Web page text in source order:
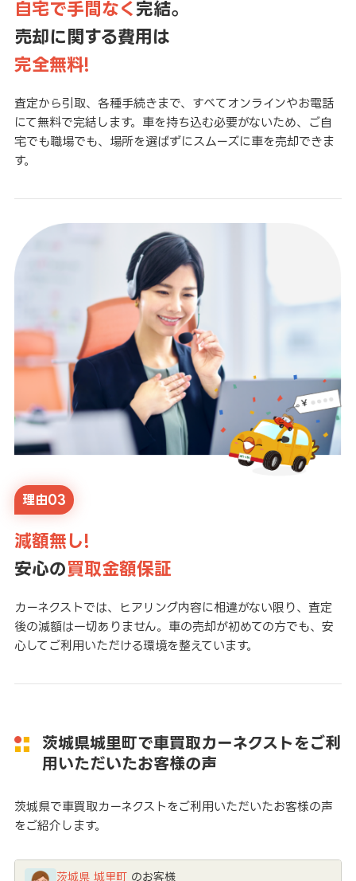
自宅で手間なく 完結。
売却に関する費用は
完全無料!
査定から引取、各種手続きまで、すべてオンラインやお電話
にて無料で完結します。車を持ち込む必要がないため、ご自
宅でも職場でも、場所を選ばずにスムーズに車を売却できま
す。
理由03
減額無し!
安心の買取金額保証
カーネクストでは、ヒアリング内容に相違がない限り、査定
後の減額は一切ありません。車の売却が初めての方でも、安
心してご利用いただける環境を整えています。
茨城県城里町で車買取カーネクストをご利
用いただいたお客様の声
茨城県で車買取カーネクストをご利用いただいたお客様の声
をご紹介します。
茨城県 城里町のお客様